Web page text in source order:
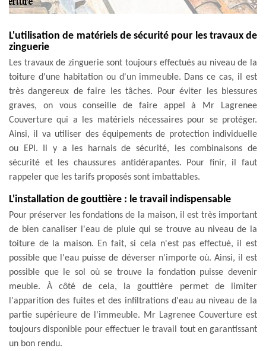
L'utilisation de matériels de sécurité pour les travaux de
zinguerie
Les travaux de zinguerie sont toujours effectués au niveau de la
toiture d'une habitation ou d'un immeuble. Dans ce cas, il est
très dangereux de faire les tâches. Pour éviter les blessures
graves, on vous conseille de faire appel à Mr Lagrenee
Couverture qui a les matériels nécessaires pour se protéger.
Ainsi, il va utiliser des équipements de protection individuelle
ou EPI. Il y a les harnais de sécurité, les combinaisons de
sécurité et les chaussures antidérapantes. Pour finir, il faut
rappeler que les tarifs proposés sont imbattables.
L'installation de gouttière : le travail indispensable
Pour préserver les fondations de la maison, il est très important
de bien canaliser l'eau de pluie qui se trouve au niveau de la
toiture de la maison. En fait, si cela n'est pas effectué, il est
possible que l'eau puisse de déverser n'importe où. Ainsi, il est
possible que le sol où se trouve la fondation puisse devenir
meuble. À côté de cela, la gouttière permet de limiter
l'apparition des fuites et des infiltrations d'eau au niveau de la
partie supérieure de l'immeuble. Mr Lagrenee Couverture est
toujours disponible pour effectuer le travail tout en garantissant
un bon rendu.